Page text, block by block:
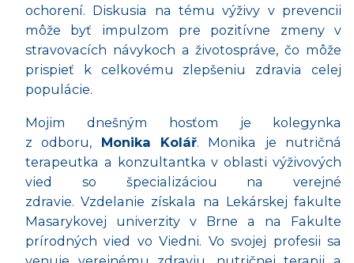
ochorení. Diskusia na tému výživy v prevencii
môže byť impulzom pre pozitívne zmeny v
stravovacích návykoch a životospráve, čo môže
prispieť k celkovému zlepšeniu zdravia celej
populácie.
Mojim dnešným hosťom je kolegynka
z odboru, Monika Kolář. Monika je nutričná
terapeutka a konzultantka v oblasti výživových
vied so špecializáciou na verejné
zdravie. Vzdelanie získala na Lekárskej fakulte
Masarykovej univerzity v Brne a na Fakulte
prírodných vied vo Viedni. Vo svojej profesii sa